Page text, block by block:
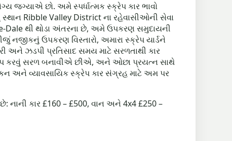
જગ્યાએ છો. અમે સ્પર્ધાત્મક સ્ક્રેપ કાર ભાવો
સ્થાન Ribble Valley District ના રહેવાસીઓની સેવા
Dale થી થોડા અંતરના છે, અમે ઉપકરણ સમુદાયની
ઉપકરણ વિસ્તારો, અમારા સ્ક્રેપ યાર્ડને
અને ઝડપી પ્રતિસાદ સમય માટે સરળતાથી કાર
કરવું સરળ બનાવીએ છીએ, અને ઓછા પ્રયત્ન સાથે
અને વ્યાવસાયિક સ્ક્રેપ કાર સંગ્રહ માટે અમ પર
કાર £160 – £500, વાન અને 4x4 £250 –